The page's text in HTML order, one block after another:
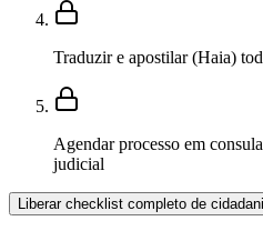
Traduzir e apostilar (Haia)
Agendar processo em
judicial
Liberar checklist completo de